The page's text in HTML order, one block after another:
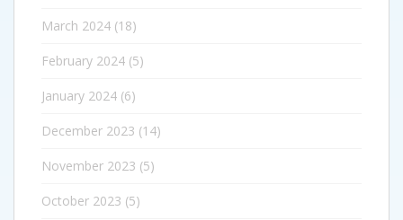
March 2024 (18)
February 2024 (5)
January 2024 (6)
December 2023 (14)
November 2023 (5)
October 2023 (5)